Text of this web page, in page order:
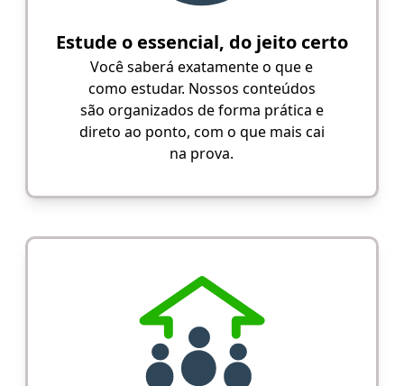
Estude o essencial, do jeito certo
Você saberá exatamente o que e
como estudar. Nossos conteúdos
são organizados de forma prática e
direto ao ponto, com o que mais cai
na prova.